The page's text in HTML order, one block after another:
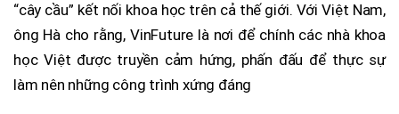
“cây cầu” kết nối khoa học trên cả thế giới. Với Việt Nam,
ông Hà cho rằng, VinFuture là nơi để chính các nhà khoa
học Việt được truyền cảm hứng, phấn đấu để thực sự
làm nên những công trình xứng đáng